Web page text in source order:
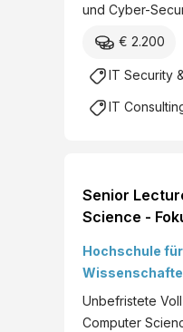
und Cyber-
€ 2.200
IT Security
IT
Senior
Science -
Hochschule
Wien
Unbefristete
Computer